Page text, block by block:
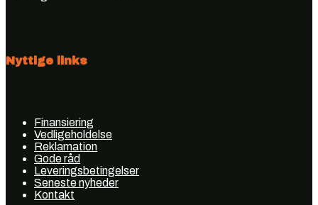
Nyttige links
Finansiering
Vedligeholdelse
Reklamation
Gode råd
Leveringsbetingelser
Seneste nyheder
Kontakt